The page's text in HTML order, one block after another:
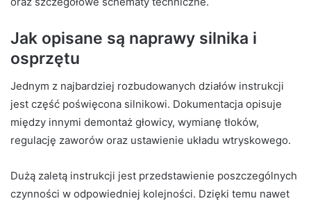
Jak opisane są naprawy silnika i
osprzętu
Jednym z najbardziej rozbudowanych działów instrukcji
jest część poświęcona silnikowi. Dokumentacja opisuje
między innymi demontaż głowicy, wymianę tłoków,
regulację zaworów oraz ustawienie układu wtryskowego.
Dużą zaletą instrukcji jest przedstawienie poszczególnych
czynności w odpowiedniej kolejności. Dzięki temu nawet